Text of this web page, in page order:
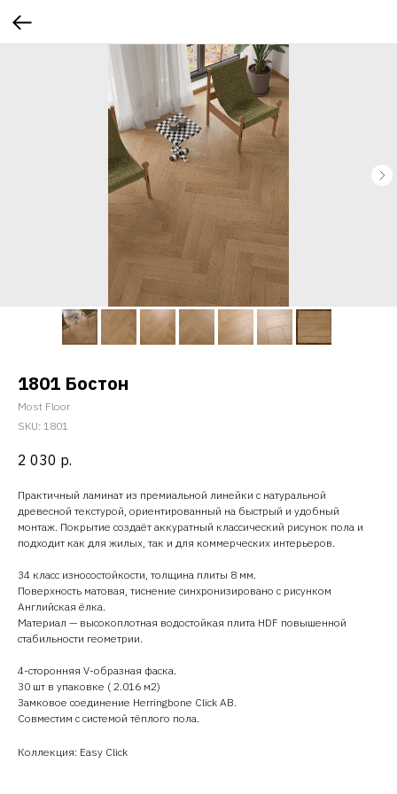
1801 Бостон
Most Floor
SKU: 1801
2 030 р.
Практичный ламинат из премиальной линейки с натуральной
древесной текстурой, ориентированный на быстрый и удобный
монтаж. Покрытие создаёт аккуратный классический рисунок пола и
подходит как для жилых, так и для коммерческих интерьеров.
34 класс износостойкости, толщина плиты 8 мм.
Поверхность матовая, тиснение синхронизировано с рисунком
Английская ёлка.
Материал — высокоплотная водостойкая плита HDF повышенной
стабильности геометрии.
4-сторонняя V-образная фаска.
30 шт в упаковке ( 2.016 м2)
Замковое соединение Herringbone Click AB.
Совместим с системой тёплого пола.
Коллекция: Easy Click